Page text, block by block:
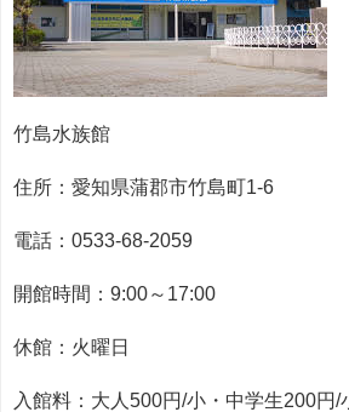
竹島水族館
住所：愛知県蒲郡市竹島町1-6
電話：0533-68-2059
開館時間：9:00～17:00
休館：火曜日
入館料：大人500円/小・中学生200